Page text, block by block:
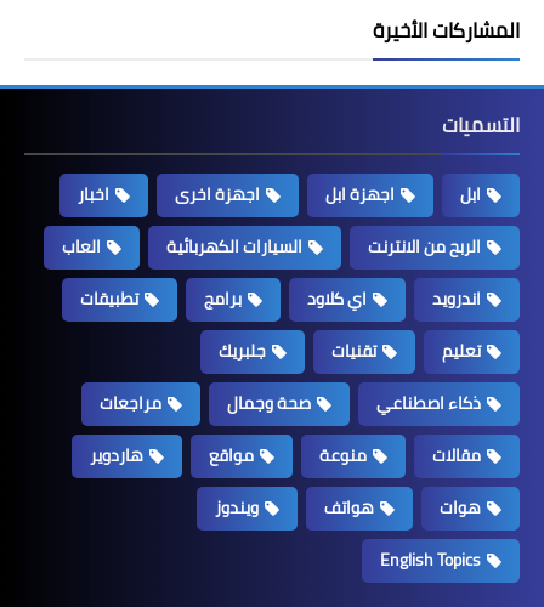
المشاركات الأخيرة
التسميات
ابل اجهزة ابل اجهزة اخرى
اخبار
الربح من الانترنت
السيارات الكهربائية
العاب
اندرويد
اي كلاود برامج
تطبيقات
تعليم
تقنيات
جلبريك
ذكاء اصطناعي
صحة وجمال
مراجعات
مقالات
منوعة مواقع
هاردوير
هوات
هواتف
ويندوز
English Topics